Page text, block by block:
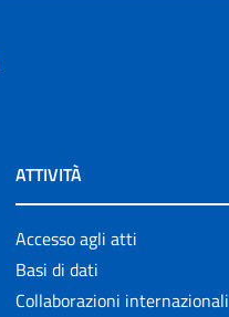
ATTIVITÀ
Accesso agli atti
Basi di dati
Collaborazioni internazionali